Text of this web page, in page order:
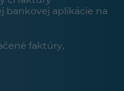
bankovej aplikácie na
faktúry,